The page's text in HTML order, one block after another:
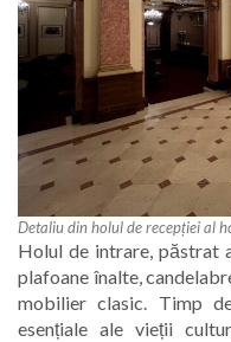
Detaliu din holul de recepției al
Holul de intrare, păstrat
plafoane înalte,
mobilier clasic. Timp
esențiale ale vieții